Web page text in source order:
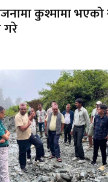
कुश्मामा भएको
गरे